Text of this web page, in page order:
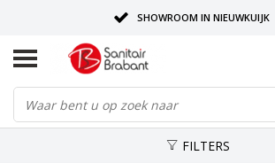
SHOWROOM IN NIEUWKUIJK
BEZORGING OP AFSPRAAK
LEVERING EN REALISATIE ONDER
FILTERS